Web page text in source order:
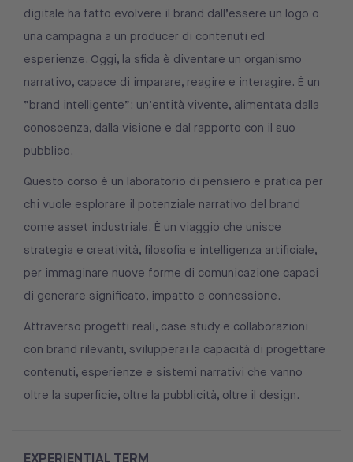
digitale ha fatto evolvere il brand dall’essere un logo o
una campagna a un producer di contenuti ed
esperienze. Oggi, la sfida è diventare un organismo
narrativo, capace di imparare, reagire e interagire. È un
“brand intelligente”: un’entità vivente, alimentata dalla
conoscenza, dalla visione e dal rapporto con il suo
pubblico.
Questo corso è un laboratorio di pensiero e pratica per
chi vuole esplorare il potenziale narrativo del brand
come asset industriale. È un viaggio che unisce
strategia e creatività, filosofia e intelligenza artificiale,
per immaginare nuove forme di comunicazione capaci
di generare significato, impatto e connessione.
Attraverso progetti reali, case study e collaborazioni
con brand rilevanti, svilupperai la capacità di progettare
contenuti, esperienze e sistemi narrativi che vanno
oltre la superficie, oltre la pubblicità, oltre il design.
EXPERIENTIAL TERM